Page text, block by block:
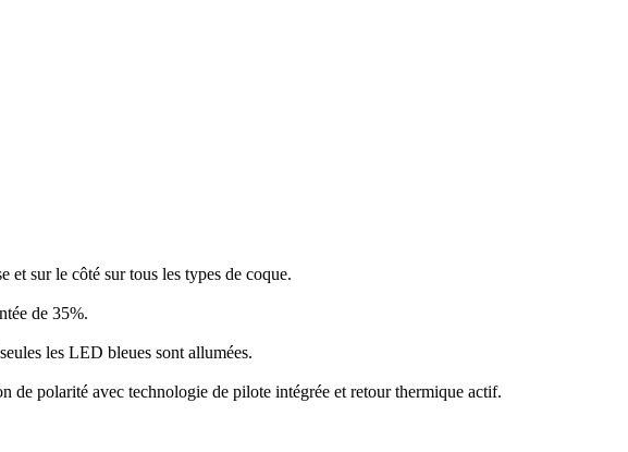
et sur le côté sur tous les types de coque.
de 35%.
les LED bleues sont allumées.
de polarité avec technologie de pilote intégrée et retour thermique actif.